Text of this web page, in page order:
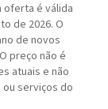
oferta é válida
de 2026. O
de novos
preço não é
atuais e não
serviços do